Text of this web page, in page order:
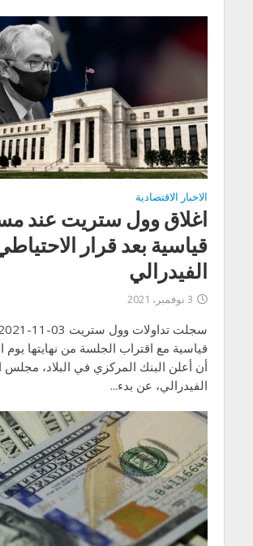
الاخبار الاقتصادية
اغلاق وول ستريت عند
قياسية بعد قرار
الفيدرالي
3 نوفمبر، 2021
قياسية مع اقتراب الجلسة من نهايتها يوم
أن أعلن البنك المركزي في البلاد، مجلس
الفيدرالي، عن بدء...